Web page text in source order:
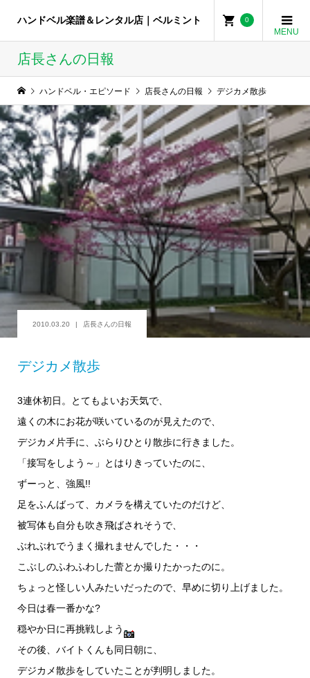
ハンドベル楽譜＆レンタル店｜ベルミント 0
店長さんの日報
ハンドベル・エピソード 店長さんの日報 デジカメ散歩
2010.03.20 店長さんの日報
デジカメ散歩
3連休初日。とてもよいお天気で、
遠くの木にお花が咲いているのが見えたので、
デジカメ片手に、ぶらりひとり散歩に行きました。
「接写をしよう～」とはりきっていたのに、
ずーっと、強風!!
足をふんばって、カメラを構えていたのだけど、
被写体も自分も吹き飛ばされそうで、
ぶれぶれでうまく撮れませんでした・・・
こぶしのふわふわした蕾とか撮りたかったのに。
ちょっと怪しい人みたいだったので、早めに切り上げました。
今日は春一番かな?
穏やか日に再挑戦しよう
その後、バイトくんも同日朝に、
デジカメ散歩をしていたことが判明しました。